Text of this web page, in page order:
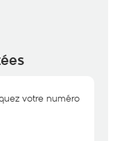
votre numéro